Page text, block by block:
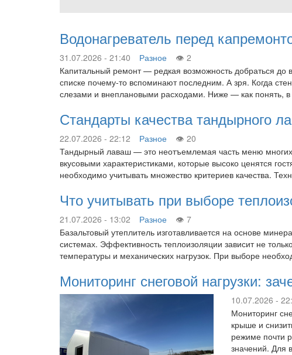
Водонагреватель перед
31.07.2026 - 21:40 Разное
2
Капитальный ремонт — редкая возможность добраться до
списке почему-то вспоминают последним. А зря. Когда
слезами и внеплановыми расходами. Ниже — как понять,
Стандарты качества тандырного
22.07.2026 - 22:12 Разное
20
Тандырный лаваш — это неотъемлемая часть меню многих
вкусовыми характеристиками, которые высоко ценятся
необходимо учитывать множество критериев качества.
Что учитывать при выборе
21.07.2026 - 13:02 Разное
7
Базальтовый утеплитель изготавливается на основе
системах. Эффективность теплоизоляции зависит не
температуры и механических нагрузок. При выборе
Мониторинг снеговой нагрузки:
10.07.2026 -
Мониторинг
крыше и
режиме почти
значений. Для